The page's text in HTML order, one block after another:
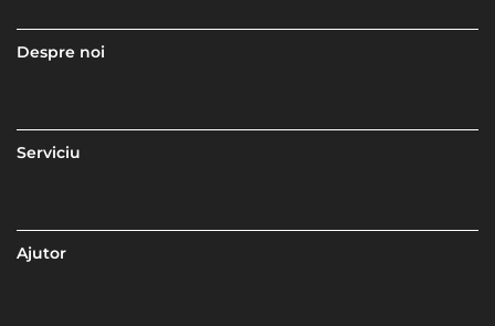
Despre noi
Serviciu
Ajutor